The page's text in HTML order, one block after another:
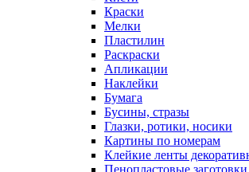
Краски
Мелки
Пластилин
Раскраски
Апликации
Наклейки
Бумага
Бусины, стразы
Глазки, ротики, носики
Картины по номерам
Клейкие ленты
Пенопластовые заготовки